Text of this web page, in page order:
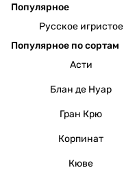
Популярное
Русское игристое
Популярное по сортам
Асти
Блан де Нуар
Гран Крю
Корпинат
Кюве